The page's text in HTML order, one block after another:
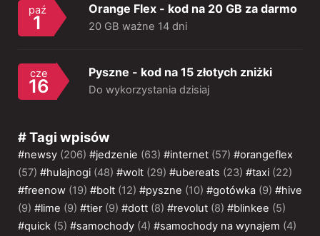
paź
1
Orange Flex - kod na 20 GB za darmo
20 GB ważne 14 dni
cze
16
Pyszne - kod na 15 złotych zniżki
Do wykorzystania dzisiaj
# Tagi wpisów
#newsy (206) #jedzenie (63) #internet (57) #orangeflex
(57) #hulajnogi (48) #wolt (29) #ubereats (23) #taxi (22)
#freenow (19) #bolt (12) #pyszne (10) #gotówka (9) #hive
(9) #lime (9) #tier (9) #dott (8) #revolut (8) #blinkee (5)
#quick (5) #samochody (4) #samochody na wynajem (4)